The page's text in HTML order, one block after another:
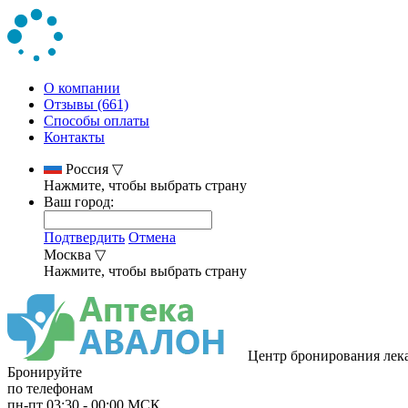
О компании
Отзывы (661)
Способы оплаты
Контакты
Россия ▽
Нажмите, чтобы выбрать страну
Ваш город:
Подтвердить Отмена
Москва ▽
Нажмите, чтобы выбрать страну
Центр бронирования
Бронируйте
по телефонам
пн-пт 03:30 - 00:00 МСК